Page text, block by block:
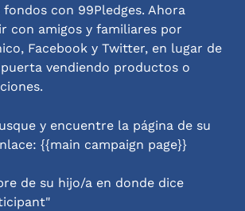
con 99Pledges. Ahora
con amigos y familiares por
Facebook y Twitter, en lugar de
vendiendo productos o
y encuentre la página de su
{{main campaign page}}
de su hijo/a en donde dice